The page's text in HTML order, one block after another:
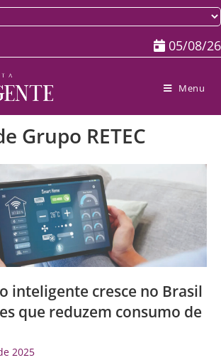
05/08/26
Menu
Grupo RETEC
inteligente cresce no Brasil
que reduzem consumo de
2025